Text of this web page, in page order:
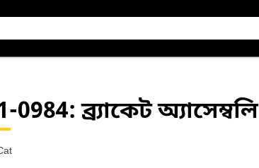
0984: ব্র্যাকেট অ্যাসেম্বলি